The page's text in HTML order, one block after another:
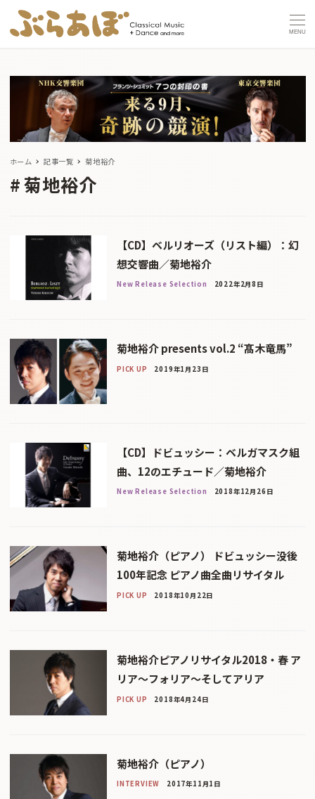
MENU
ホーム 記事一覧 菊地裕介
菊地裕介
【CD】ベルリオーズ（リスト編）：幻
想交響曲／菊地裕介
New Release Selection 2022年2月8日
菊地裕介 presents vol.2 “髙木竜馬”
PICK UP 2019年1月23日
【CD】ドビュッシー：ベルガマスク組
曲、12のエチュード／菊地裕介
New Release Selection 2018年12月26日
菊地裕介（ピアノ） ドビュッシー没後
100年記念 ピアノ曲全曲リサイタル
PICK UP 2018年10月22日
菊地裕介ピアノリサイタル2018・春 ア
リア〜フォリア〜そしてアリア
PICK UP 2018年4月24日
菊地裕介（ピアノ）
INTERVIEW 2017年11月1日